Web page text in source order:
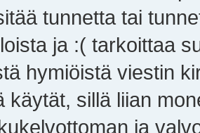
tunnetta tai
ja :( tarkoittaa
hymiöistä viestin
käytät, sillä liian
ja